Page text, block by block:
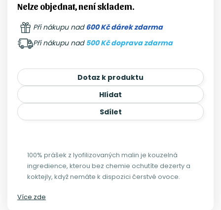
Nelze objednat, není skladem.
Při nákupu nad600 Kč dárek zdarma
Při nákupu nad 500 Kč doprava zdarma
Dotaz k produktu
Hlídat
Sdílet
100% prášek z lyofilizovaných malin je kouzelná
ingredience, kterou bez chemie ochutíte dezerty a
koktejly, když nemáte k dispozici čerstvé ovoce.
Více zde